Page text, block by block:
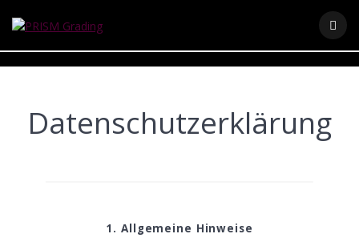
Datenschutzerklärung
1. Allgemeine Hinweise